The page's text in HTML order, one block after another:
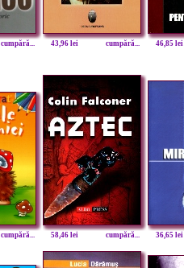
cumpără... 43,96 lei cumpără... 46,85 lei
cumpără... 58,46 lei cumpără... 36,65 lei